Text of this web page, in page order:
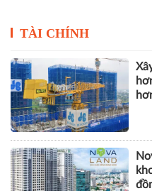
TÀI CHÍNH